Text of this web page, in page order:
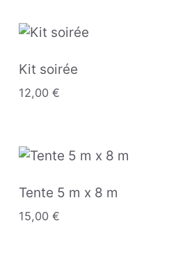
Kit soirée
12,00 €
Tente 5 m x 8 m
15,00 €